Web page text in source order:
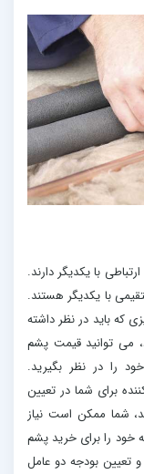
با یکدیگر دارند.
با یکدیگر هستند.
که باید در نظر داشته
می توانید قیمت پشم
را در نظر بگیرید.
برای شما در تعیین
شما ممکن است نیاز
خود را برای خرید پشم
بودجه دو عامل